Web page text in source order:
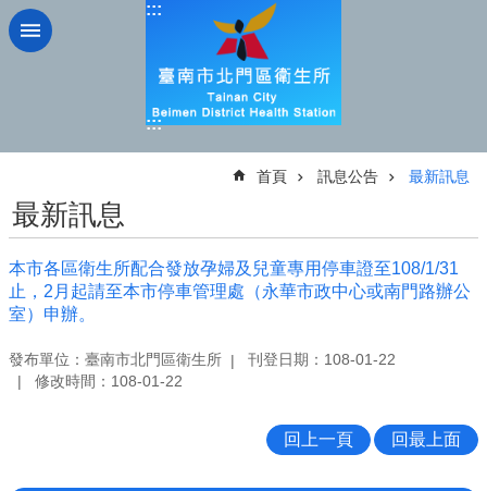
跳到主要內容區塊
:::
:::
首頁 訊息公告 最新訊息
最新訊息
本市各區衛生所配合發放孕婦及兒童專用停車證至108/1/31
止，2月起請至本市停車管理處（永華市政中心或南門路辦公
室）申辦。
發布單位：臺南市北門區衛生所
刊登日期：108-01-22
修改時間：108-01-22
回上一頁 回最上面